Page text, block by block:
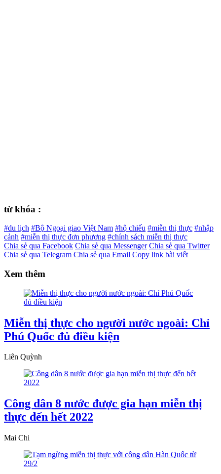
từ khóa :
#du lịch #Bộ Ngoại giao Việt Nam #hộ chiếu #miễn thị thực #nhập
cảnh #miễn thị thực đơn phương #chính sách miễn thị thực
Chia sẻ qua Facebook Chia sẻ qua Messenger Chia sẻ qua Twitter
Chia sẻ qua Telegram Chia sẻ qua Email Copy link bài viết
Xem thêm
Miễn thị thực cho người nước ngoài: Chỉ
Phú Quốc đủ điều kiện
Liên Quỳnh
Công dân 8 nước được gia hạn miễn thị
thực đến hết 2022
Mai Chi